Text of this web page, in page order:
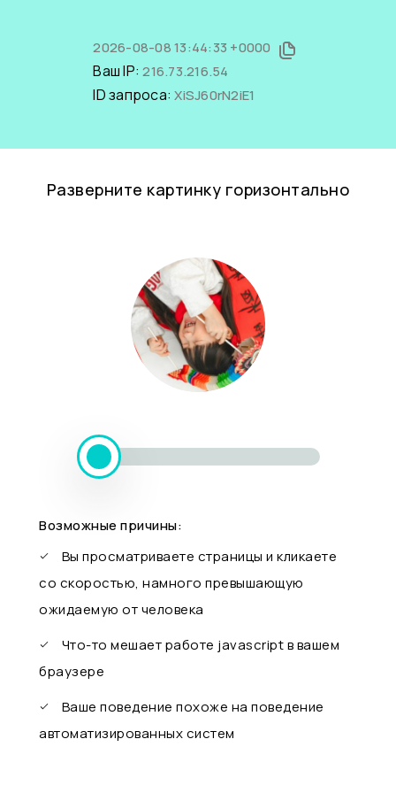
2026-08-08 13:44:33 +0000
Ваш IP:216.73.216.54
ID запроса:XiSJ60rN2iE1
Разверните картинку горизонтально
Возможные причины:
Вы просматриваете страницы и кликаете
со скоростью, намного превышающую
ожидаемую от человека
Что-то мешает работе javascript в вашем
браузере
Ваше поведение похоже на поведение
автоматизированных систем